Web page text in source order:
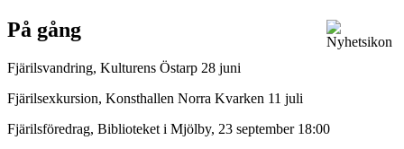
På gång
Fjärilsvandring, Kulturens Östarp 28 juni
Fjärilsexkursion, Konsthallen Norra Kvarken 11 juli
Fjärilsföredrag, Biblioteket i Mjölby, 23 september 18:00